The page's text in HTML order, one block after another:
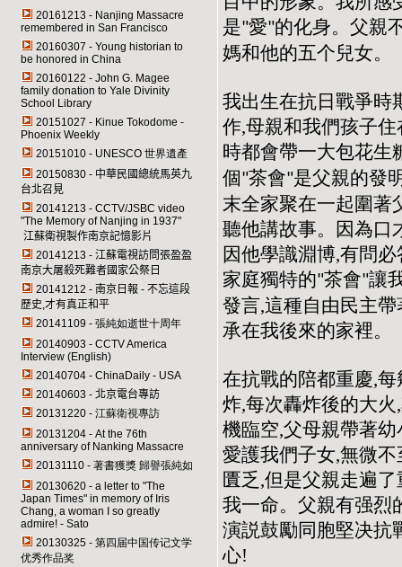
20161213 - Nanjing Massacre
remembered in San Francisco
20160307 - Young historian to
be honored in China
20160122 - John G. Magee
family donation to Yale Divinity
School Library
20151027 - Kinue Tokodome -
Phoenix Weekly
20151010 - UNESCO 世界遺產
20150830 - 中華民國總統馬英九
台北召見
20141213 - CCTV/JSBC video
"The Memory of Nanjing in 1937"
江蘇衛視製作南京記憶影片
20141213 - 江蘇電視訪問張盈盈
南京大屠殺死難者國家公祭日
20141212 - 南京日報 - 不忘這段
歷史,才有真正和平
20141109 - 張純如逝世十周年
20140903 - CCTV America
Interview (English)
20140704 - ChinaDaily - USA
20140603 - 北京電台專訪
20131220 - 江蘇衛視專訪
20131204 - At the 76th
anniversary of Nanking Massacre
20131110 - 著書獲獎 歸譽張純如
20130620 - a letter to "The
Japan Times" in memory of Iris
Chang, a woman I so greatly
admire! - Sato
20130325 - 第四届中国传记文学
优秀作品奖
是"愛"的化身。父親
媽和他的五个兒女。
我出生在抗日戰爭時
作,母親和我們孩子
時都會帶一大包花生
個"茶會"是父親的發
末全家聚在一起圍著
聽他講故事。因為口
因他學識淵博,有問
家庭獨特的"茶會"讓
發言,這種自由民主
承在我後來的家裡。
在抗戰的陪都重慶,
炸,每次轟炸後的大
機臨空,父母親帶著
愛護我們子女,無微
匱乏,但是父親走遍
我一命。父親有强烈
演説鼓勵同胞堅决抗
心!